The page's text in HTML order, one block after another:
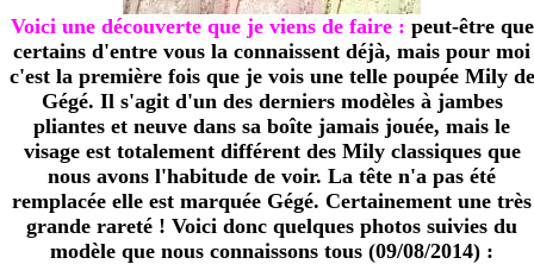
Voici une découverte que je viens de faire : peut-être que
certains d'entre vous la connaissent déjà, mais pour moi
c'est la première fois que je vois une telle poupée Mily de
Gégé. Il s'agit d'un des derniers modèles à jambes
pliantes et neuve dans sa boîte jamais jouée, mais le
visage est totalement différent des Mily classiques que
nous avons l'habitude de voir. La tête n'a pas été
remplacée elle est marquée Gégé. Certainement une très
grande rareté ! Voici donc quelques photos suivies du
modèle que nous connaissons tous (09/08/2014) :